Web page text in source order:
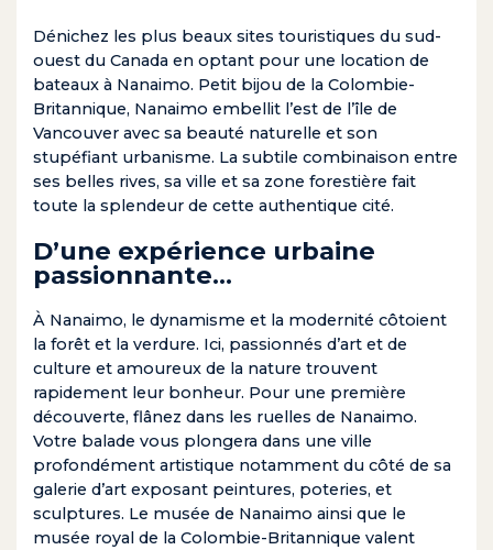
Dénichez les plus beaux sites touristiques du sud-
ouest du Canada en optant pour une location de
bateaux à Nanaimo. Petit bijou de la Colombie-
Britannique, Nanaimo embellit l’est de l’île de
Vancouver avec sa beauté naturelle et son
stupéfiant urbanisme. La subtile combinaison entre
ses belles rives, sa ville et sa zone forestière fait
toute la splendeur de cette authentique cité.
D’une expérience urbaine
passionnante…
À Nanaimo, le dynamisme et la modernité côtoient
la forêt et la verdure. Ici, passionnés d’art et de
culture et amoureux de la nature trouvent
rapidement leur bonheur. Pour une première
découverte, flânez dans les ruelles de Nanaimo.
Votre balade vous plongera dans une ville
profondément artistique notamment du côté de sa
galerie d’art exposant peintures, poteries, et
sculptures. Le musée de Nanaimo ainsi que le
musée royal de la Colombie-Britannique valent